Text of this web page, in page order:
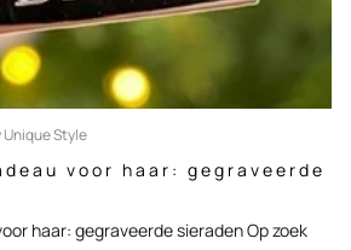
Unique Style
voor haar: gegraveerde
haar: gegraveerde sieraden Op zoek